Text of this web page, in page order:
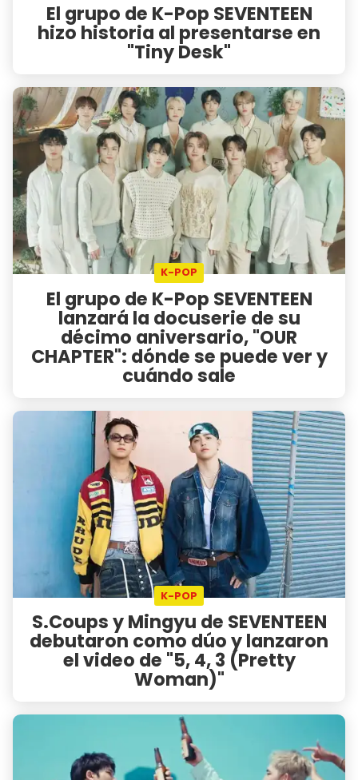
El grupo de K-Pop SEVENTEEN
hizo historia al presentarse en
"Tiny Desk"
K-POP
El grupo de K-Pop SEVENTEEN
lanzará la docuserie de su
décimo aniversario, "OUR
CHAPTER": dónde se puede ver y
cuándo sale
K-POP
S.Coups y Mingyu de SEVENTEEN
debutaron como dúo y lanzaron
el video de "5, 4, 3 (Pretty
Woman)"